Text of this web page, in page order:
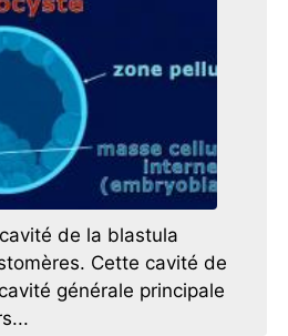
de la blastula
Cette cavité de
générale principale